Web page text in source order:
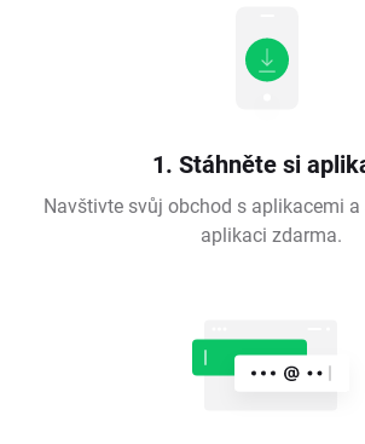
1. Stáhněte si
Navštivte svůj obchod s aplikacemi
aplikaci zdarma.